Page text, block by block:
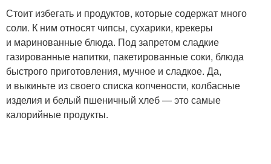
Стоит избегать и продуктов, которые содержат много
соли. К ним относят чипсы, сухарики, крекеры
и маринованные блюда. Под запретом сладкие
газированные напитки, пакетированные соки, блюда
быстрого приготовления, мучное и сладкое. Да,
и выкиньте из своего списка копчености, колбасные
изделия и белый пшеничный хлеб — это самые
калорийные продукты.